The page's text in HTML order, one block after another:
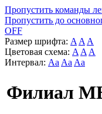
Пропустить команды
Пропустить до
OFF
Размер шрифта: A A A
Цветовая схема: A A A
Интервал: Aa Aa Aa
Филиал